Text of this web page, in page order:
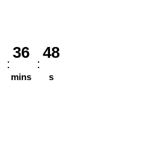
36
mins
48
s